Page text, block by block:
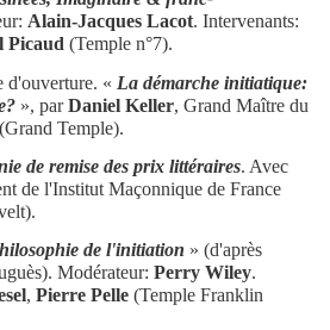
Alain-Jacques Lacot. Intervenants:
Picaud (Temple n°7).
d'ouverture. « La démarche initiatique:
», parDaniel Keller, Grand Maître du
Temple).
de remise des prix littéraires. Avec
de l'Institut Maçonnique de France
de l'initiation » (d'après
Modérateur: Perry Wiley.
, Pierre Pelle (Temple Franklin